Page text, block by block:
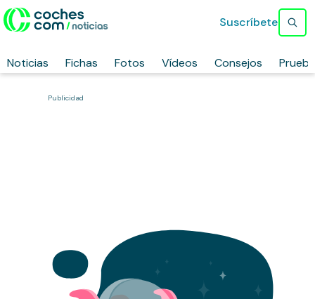
Noticias Fichas Fotos Vídeos Consejos
Suscríbete
Publicidad